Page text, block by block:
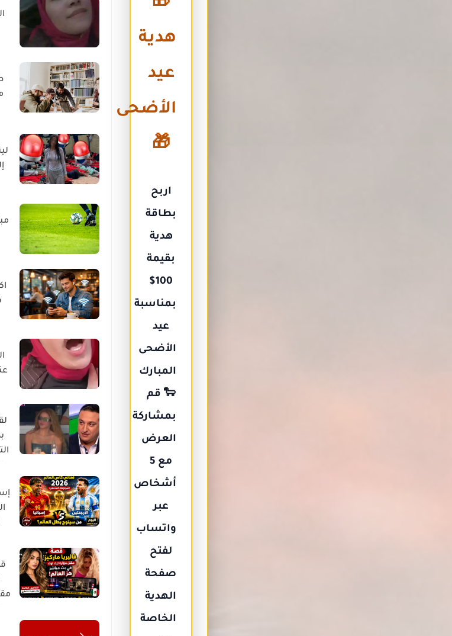
هدية
عيد
الأضحى
🎁
اربح
بطاقة
هدية
بقيمة
100$
بمناسبة
عيد
الأضحى
المبارك
🐑 قم
بمشاركة
العرض
مع 5
أشخاص
عبر
واتساب
لفتح
صفحة
الهدية
الخاصة